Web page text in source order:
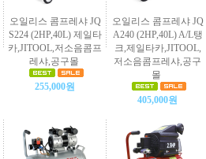
오일리스 콤프레샤 JQ
S224 (2HP,40L) 제일타
카,JITOOL,저소음콤프
레샤,공구몰
255,000원
오일리스 콤프레샤 JQ
A240 (2HP,40L) A/L탱
크,제일타카,JITOOL,
저소음콤프레샤,공구
몰
405,000원